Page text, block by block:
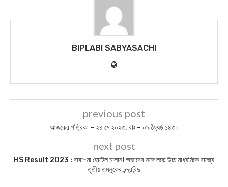
BIPLABI SABYASACHI
previous post
আজকের পত্রিকা – ২৪ মে ২০২৩, বাঃ – ০৯ জ্যৈষ্ঠ ১৪৩০
next post
HS Result 2023 : বাবা-মা হোটেল চালান! অভাবের সঙ্গে লড়ে উচ্চ মাধ্যমিকে রাজ্যে
তৃতীয় তমলুকের চন্দ্রবিন্দু